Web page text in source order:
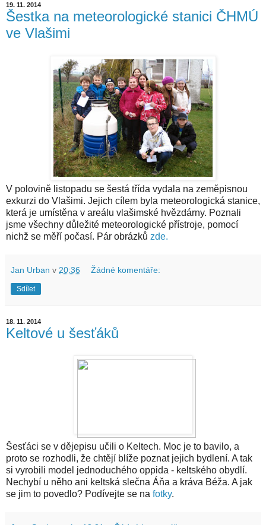
19. 11. 2014
Šestka na meteorologické stanici ČHMÚ
ve Vlašimi
V polovině listopadu se šestá třída vydala na zeměpisnou
exkurzi do Vlašimi. Jejich cílem byla meteorologická stanice,
která je umístěna v areálu vlašimské hvězdárny. Poznali
jsme všechny důležité meteorologické přístroje, pomocí
nichž se měří počasí. Pár obrázků zde.
Jan Urban v 20:36 Žádné komentáře:
Sdílet
18. 11. 2014
Keltové u šesťáků
Šesťáci se v dějepisu učili o Keltech. Moc je to bavilo, a
proto se rozhodli, že chtějí blíže poznat jejich bydlení. A tak
si vyrobili model jednoduchého oppida - keltského obydlí.
Nechybí u něho ani keltská slečna Áňa a kráva Béža. A jak
se jim to povedlo? Podívejte se na fotky.